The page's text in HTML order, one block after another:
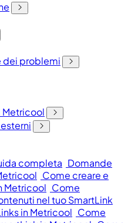
dei problemi
Metricool
completa Domande
Come creare e
Metricool Come
nel tuo SmartLink
in Metricool Come